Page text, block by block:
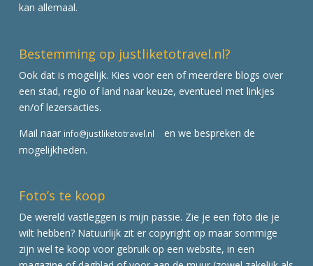
kan allemaal.
Bestemming op justliketotravel.nl?
Ook dat is mogelijk. Kies voor een of meerdere blogs over
een stad, regio of land naar keuze, eventueel met linkjes
en/of lezersacties.
Mail naar info@justliketotravel.nl
en we bespreken de
mogelijkheden.
Foto’s te koop
De wereld vastleggen is mijn passie. Zie je een foto die je
wilt hebben? Natuurlijk zit er copyright op maar sommige
zijn wel te koop voor gebruik op een website, in een